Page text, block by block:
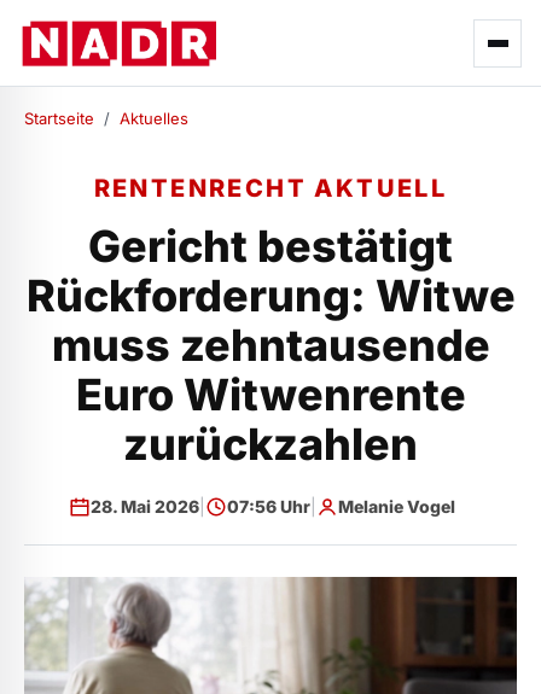
Startseite / Aktuelles
RENTENRECHT AKTUELL
Gericht bestätigt
Rückforderung: Witwe
muss zehntausende
Euro Witwenrente
zurückzahlen
28. Mai 2026| 07:56 Uhr| Melanie Vogel